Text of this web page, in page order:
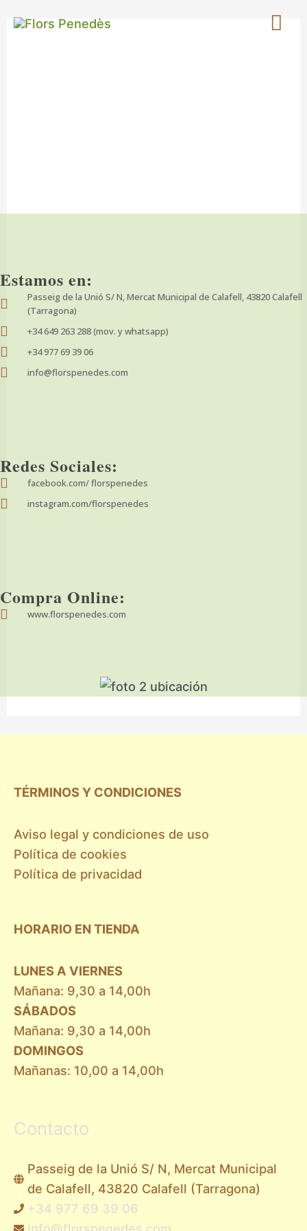
Estamos en:
Passeig de la Unió S/ N, Mercat Municipal de Calafell, 43820 Calafell
(Tarragona)
+34 649 263 288 (mov. y whatsapp)
+34 977 69 39 06
info@florspenedes.com
Redes Sociales:
facebook.com/ florspenedes
instagram.com/florspenedes
Compra Online:
www.florspenedes.com
TÉRMINOS Y CONDICIONES
Aviso legal y condiciones de uso
Política de cookies
Política de privacidad
HORARIO EN TIENDA
LUNES A VIERNES
Mañana: 9,30 a 14,00h
SÁBADOS
Mañana: 9,30 a 14,00h
DOMINGOS
Mañanas: 10,00 a 14,00h
Contacto
Passeig de la Unió S/ N, Mercat Municipal
de Calafell, 43820 Calafell (Tarragona)
+34 977 69 39 06